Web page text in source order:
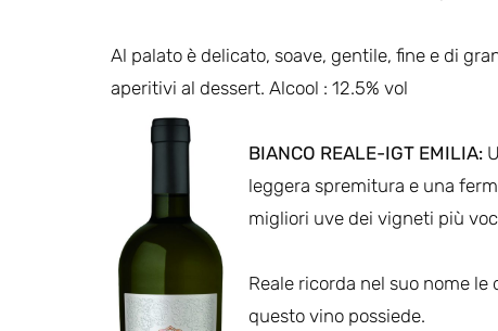
Al palato è delicato, soave, gentile, fine e di
aperitivi al dessert. Alcool : 12.5% vol
BIANCO REALE-IGT EMILIA:
leggera spremitura e una
migliori uve dei vigneti più
Reale ricorda nel suo nome
questo vino possiede.